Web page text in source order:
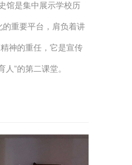
是集中展示学校历
的重要平台，肩负着讲
神的重任，它是宣传
”的第二课堂。